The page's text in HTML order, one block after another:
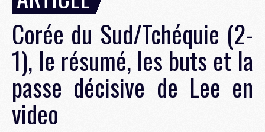
Corée du Sud/Tchéquie (2-
1), le résumé, les buts et la
passe décisive de Lee en
video